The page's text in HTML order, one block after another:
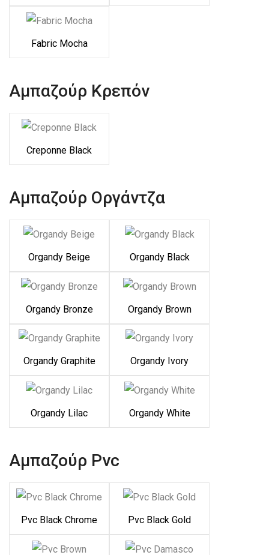
Fabric Mocha
Αμπαζούρ Κρεπόν
Creponne Black
Αμπαζούρ Οργάντζα
Organdy Beige Organdy Black
Organdy Bronze Organdy Brown
Organdy Graphite Organdy Ivory
Organdy Lilac Organdy White
Αμπαζούρ Pvc
Pvc Black Chrome Pvc Black Gold